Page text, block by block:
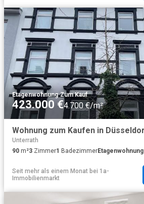
Etagenwohnung·Zum Kauf
423.000 €4.700 €/m²
Unterrath
90 m²3 Zimmer1 BadezimmerEtagenwohnung
Seit mehr als einem Monat bei 1a-
Immobilienmarkt